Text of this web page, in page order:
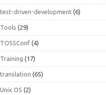
test-driven-development (6)
Tools (29)
TOSSConf (4)
Training (17)
translation (65)
Unix OS (2)